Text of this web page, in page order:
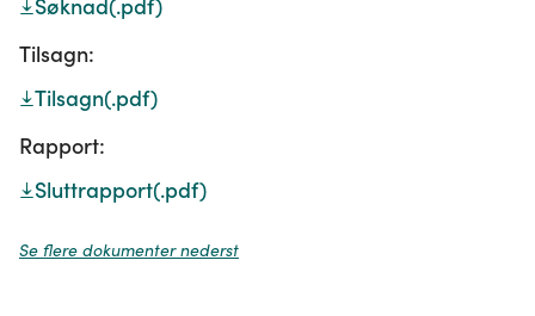
Søknad(.pdf)
Tilsagn:
Tilsagn(.pdf)
Rapport:
Sluttrapport(.pdf)
Se flere dokumenter nederst